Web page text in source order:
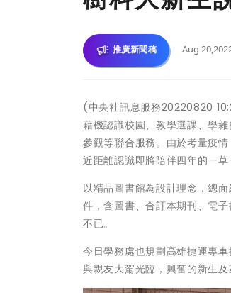
推廣新聞稿 Aug
(中央社訊息服務20220820
藉機認識校園、教學選課、學
參觀等聯合服務。由於考量疫
近距離認識即將陪伴四年的一草
以精品圖書館為設計理念，總
件，含圖書、合訂本期刊、電
不已。
今日學務處也規劃高雄捷運專
與親友大駕光臨，興奮的新生